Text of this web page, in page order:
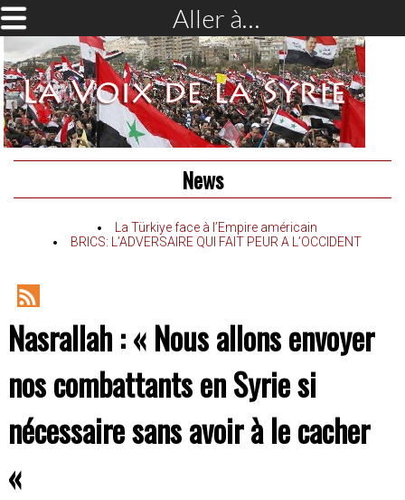
Aller à…
News
La Türkiye face à l’Empire américain
BRICS: L’ADVERSAIRE QUI FAIT PEUR A L’OCCIDENT
RSS
Feed
Nasrallah : « Nous allons envoyer
nos combattants en Syrie si
nécessaire sans avoir à le cacher
«